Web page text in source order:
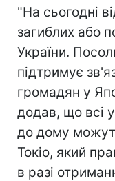
"На сьогодні
загиблих або
України.
підтримує
громадян у
додав, що всі
до дому
Токіо, який
в разі